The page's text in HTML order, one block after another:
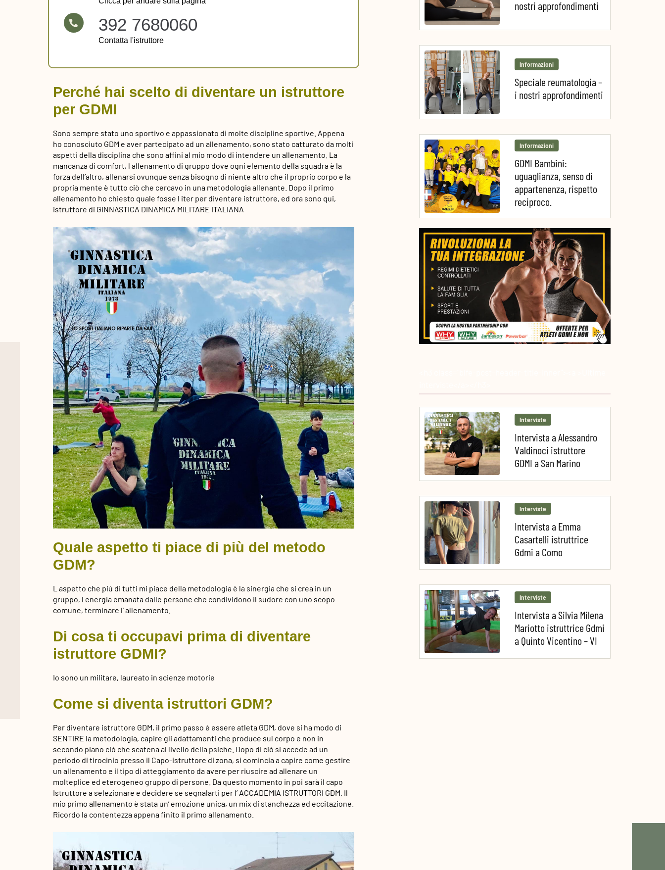
392 7680060
Contatta l'istruttore
Perché hai scelto di diventare un istruttore
per GDMI
Sono sempre stato uno sportivo e appassionato di molte discipline sportive. Appena
ho conosciuto GDM e aver partecipato ad un allenamento, sono stato catturato da molti
aspetti della disciplina che sono affini al mio modo di intendere un allenamento. La
mancanza di comfort, l allenamento di gruppo dove ogni elemento della squadra è la
forza dell’altro, allenarsi ovunque senza bisogno di niente altro che il proprio corpo e la
propria mente è tutto ciò che cercavo in una metodologia allenante. Dopo il primo
allenamento ho chiesto quale fosse l iter per diventare istruttore, ed ora sono qui,
istruttore di GINNASTICA DINAMICA MILITARE ITALIANA
Quale aspetto ti piace di più del metodo
GDM?
L aspetto che più di tutti mi piace della metodologia è la sinergia che si crea in un
gruppo, l energia emanata dalle persone che condividono il sudore con uno scopo
comune, terminare l’ allenamento.
Di cosa ti occupavi prima di diventare
istruttore GDMI?
Io sono un militare, laureato in scienze motorie
Come si diventa istruttori GDM?
Per diventare istruttore GDM, il primo passo è essere atleta GDM, dove si ha modo di
SENTIRE la metodologia, capire gli adattamenti che produce sul corpo e non in
secondo piano ciò che scatena al livello della psiche. Dopo di ciò si accede ad un
periodo di tirocinio presso il Capo-istruttore di zona, si comincia a capire come gestire
un allenamento e il tipo di atteggiamento da avere per riuscire ad allenare un
molteplice ed eterogeneo gruppo di persone. Da questo momento in poi sarà il capo
Istruttore a selezionare e decidere se segnalarti per l’ ACCADEMIA ISTRUTTORI GDM. Il
mio primo allenamento è stata un’ emozione unica, un mix di stanchezza ed eccitazione.
Ricordo la contentezza appena finito il primo allenamento.
nostri approfondimenti
Informazioni
Speciale reumatologia –
i nostri approfondimenti
Informazioni
GDMI Bambini:
uguaglianza, senso di
appartenenza, rispetto
reciproco.
Interviste
Intervista a Alessandro
Valdinoci istruttore
GDMI a San Marino
Interviste
Intervista a Emma
Casartelli istruttrice
Gdmi a Como
Interviste
Intervista a Silvia Milena
Mariotto istruttrice Gdmi
a Quinto Vicentino – VI